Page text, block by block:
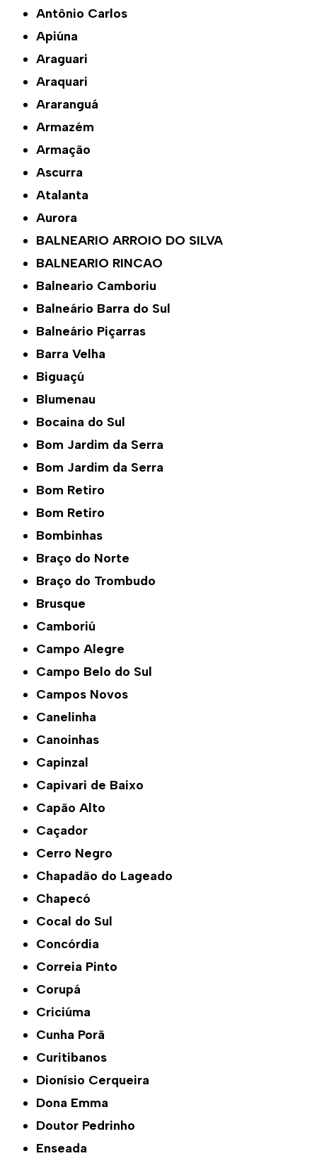
Antônio Carlos
Apiúna
Araguari
Araquari
Araranguá
Armazém
Armação
Ascurra
Atalanta
Aurora
BALNEARIO ARROIO DO SILVA
BALNEARIO RINCAO
Balneario Camboriu
Balneário Barra do Sul
Balneário Piçarras
Barra Velha
Biguaçú
Blumenau
Bocaina do Sul
Bom Jardim da Serra
Bom Jardim da Serra
Bom Retiro
Bom Retiro
Bombinhas
Braço do Norte
Braço do Trombudo
Brusque
Camboriú
Campo Alegre
Campo Belo do Sul
Campos Novos
Canelinha
Canoinhas
Capinzal
Capivari de Baixo
Capão Alto
Caçador
Cerro Negro
Chapadão do Lageado
Chapecó
Cocal do Sul
Concórdia
Correia Pinto
Corupá
Criciúma
Cunha Porã
Curitibanos
Dionísio Cerqueira
Dona Emma
Doutor Pedrinho
Enseada